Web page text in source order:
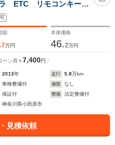
ETC リモコンキー
額
7万円
本体価格
46.2万円
ーン 月々7,400円
2013年 走行 5.8万km
車検整備付 修復
なし
保証付 整備
法定整備付
神奈川県小田原市
見積依頼